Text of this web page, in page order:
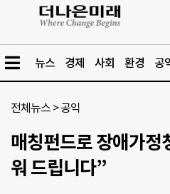
뉴스 경제 사회 환경 공
전체뉴스 >공익
매칭펀드로 장애가정
워 드립니다”